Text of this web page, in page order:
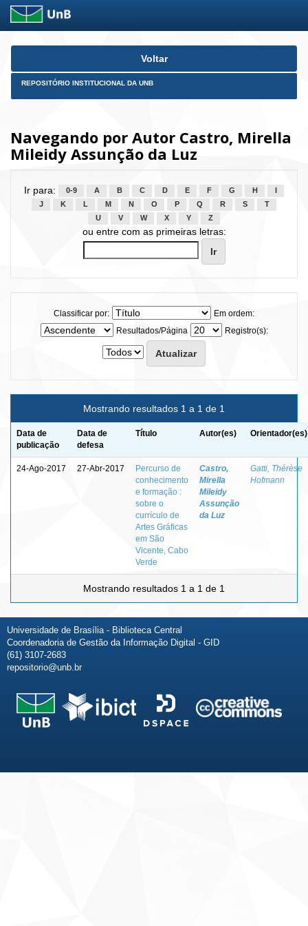
Skip
Voltar
REPOSITÓRIO INSTITUCIONAL DA UNB
Navegando por Autor Castro, Mirella
Mileidy Assunção da Luz
Ir para: 0-9 A B C D E F G H
J
K L M N O P Q R S
T
U
V W X Y Z
ou entre com as primeiras letras:
Classificar por:
Em ordem:
Resultados/Página
Registro(s):
Mostrando resultados 1 a 1 de 1
Data de
publicação
Data de
defesa
Título Autor(es) Orientador(es)
24-Ago-2017 27-Abr-2017
Percurso de
conhecimento
e formação :
sobre o
currículo de
Artes Gráficas
em São
Vicente, Cabo
Verde
Castro,
Mirella
Mileidy
Assunção
da Luz
Gatti, Thérèse
Hofmann
Mostrando resultados 1 a 1 de 1
Universidade de Brasília - Biblioteca Central
Coordenadoria de Gestão da Informação Digital - GID
(61) 3107-2683
repositorio@unb.br